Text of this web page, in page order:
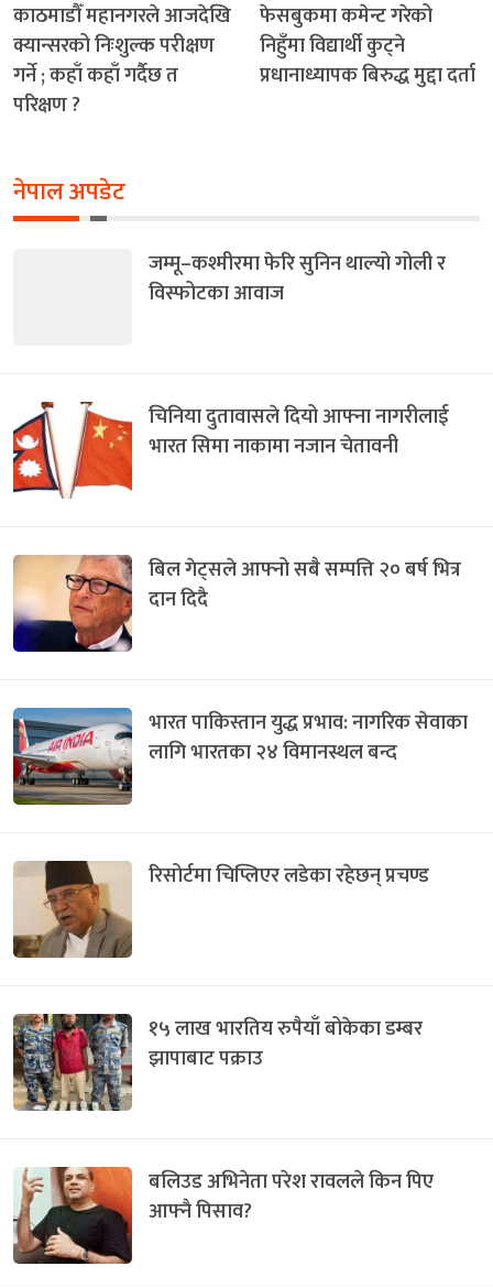
काठमाडौँ महानगरले आजदेखि
क्यान्सरको निःशुल्क परीक्षण
गर्ने ; कहाँ कहाँ गर्दैछ त
परिक्षण ?
फेसबुकमा कमेन्ट गरेको
निहुँमा विद्यार्थी कुट्ने
प्रधानाध्यापक बिरुद्ध मुद्दा दर्ता
नेपाल अपडेट
जम्मू–कश्मीरमा फेरि सुनिन थाल्यो गोली र
विस्फोटका आवाज
चिनिया दुतावासले दियो आफ्ना नागरीलाई
भारत सिमा नाकामा नजान चेतावनी
बिल गेट्सले आफ्नो सबै सम्पत्ति २० बर्ष भित्र
दान दिदै
भारत पाकिस्तान युद्ध प्रभाव: नागरिक सेवाका
लागि भारतका २४ विमानस्थल बन्द
रिसोर्टमा चिप्लिएर लडेका रहेछन् प्रचण्ड
१५ लाख भारतिय रुपैयाँ बोकेका डम्बर
झापाबाट पक्राउ
बलिउड अभिनेता परेश रावलले किन पिए
आफ्नै पिसाव?